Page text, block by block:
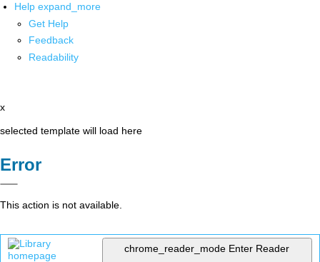
Help expand_more
Get Help
Feedback
Readability
x
selected template will load here
Error
This action is not available.
chrome_reader_mode Enter Reader